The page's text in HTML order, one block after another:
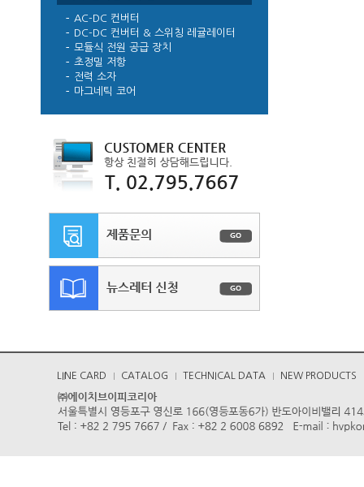
AC-DC 컨버터
DC-DC 컨버터 & 스위칭 레귤레이터
모듈식 전원 공급 장치
초정밀 저항
전력 소자
마그네틱 코어
LINE CARD CATALOG TECHNICAL DATA NEW PRODUCTS